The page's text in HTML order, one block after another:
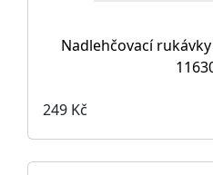
Nadlehčovací
249 Kč